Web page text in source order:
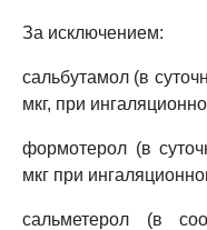
За исключением:
сальбутамол (в
мкг, при
формотерол (в
мкг при
сальметерол (в